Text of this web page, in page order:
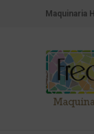
Maquinaria